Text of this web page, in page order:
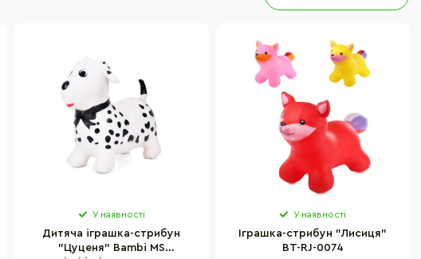
У наявності
Дитяча іграшка-стрибун
"Цуценя" Bambi MS
У наявності
Іграшка-стрибун "Лисиця"
BT-RJ-0074